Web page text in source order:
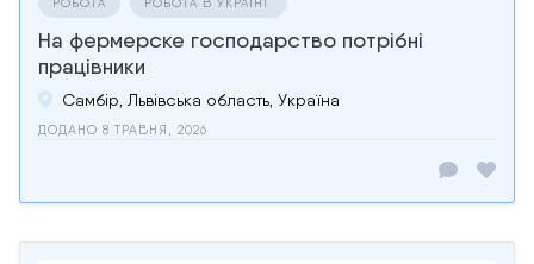
На фермерске господарство потрібні
працівники
Самбір, Львівська область, Україна
ДОДАНО 8 ТРАВНЯ, 2026